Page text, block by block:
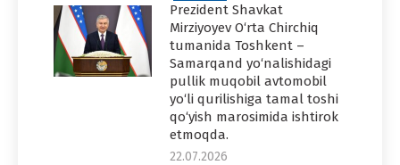
Prezident Shavkat
Mirziyoyev O‘rta Chirchiq
tumanida Toshkent –
Samarqand yo‘nalishidagi
pullik muqobil avtomobil
yo‘li qurilishiga tamal toshi
qo‘yish marosimida ishtirok
etmoqda.
22.07.2026